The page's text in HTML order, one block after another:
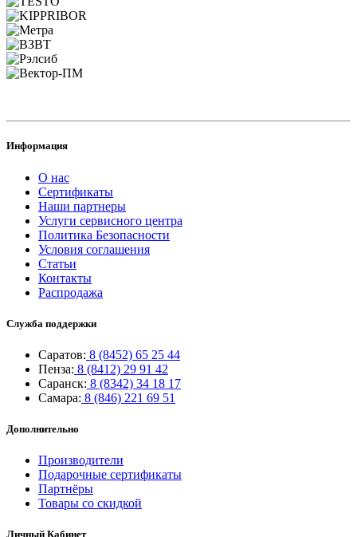
Информация
О нас
Сертификаты
Наши партнеры
Услуги сервисного центра
Политика Безопасности
Условия соглашения
Статьи
Контакты
Распродажа
Служба поддержки
Саратов: 8 (8452) 65 25 44
Пенза: 8 (8412) 29 91 42
Саранск: 8 (8342) 34 18 17
Самара: 8 (846) 221 69 51
Дополнительно
Производители
Подарочные сертификаты
Партнёры
Товары со скидкой
Личный Кабинет